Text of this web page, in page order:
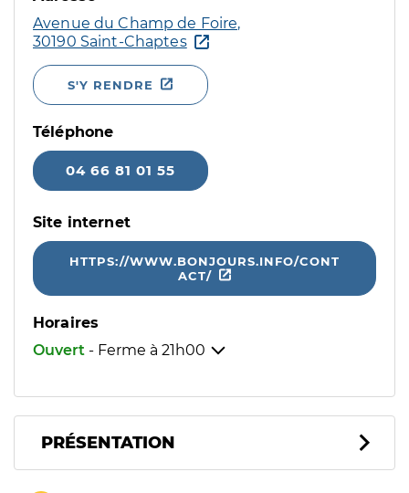
Avenue du Champ de Foire,
30190 Saint-Chaptes
S'Y RENDRE
Téléphone
04 66 81 01 55
Site internet
HTTPS://WWW.BONJOURS.INFO/CONT
ACT/
Horaires
Ouvert - Ferme à 21h00
PRÉSENTATION